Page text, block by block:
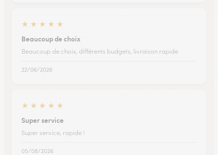
★ ★ ★ ★ ★
Beaucoup de choix
Beaucoup de choix, différents budgets, livraison rapide
22/06/2026
★ ★ ★ ★ ★
Super service
Super service, rapide !
05/08/2026